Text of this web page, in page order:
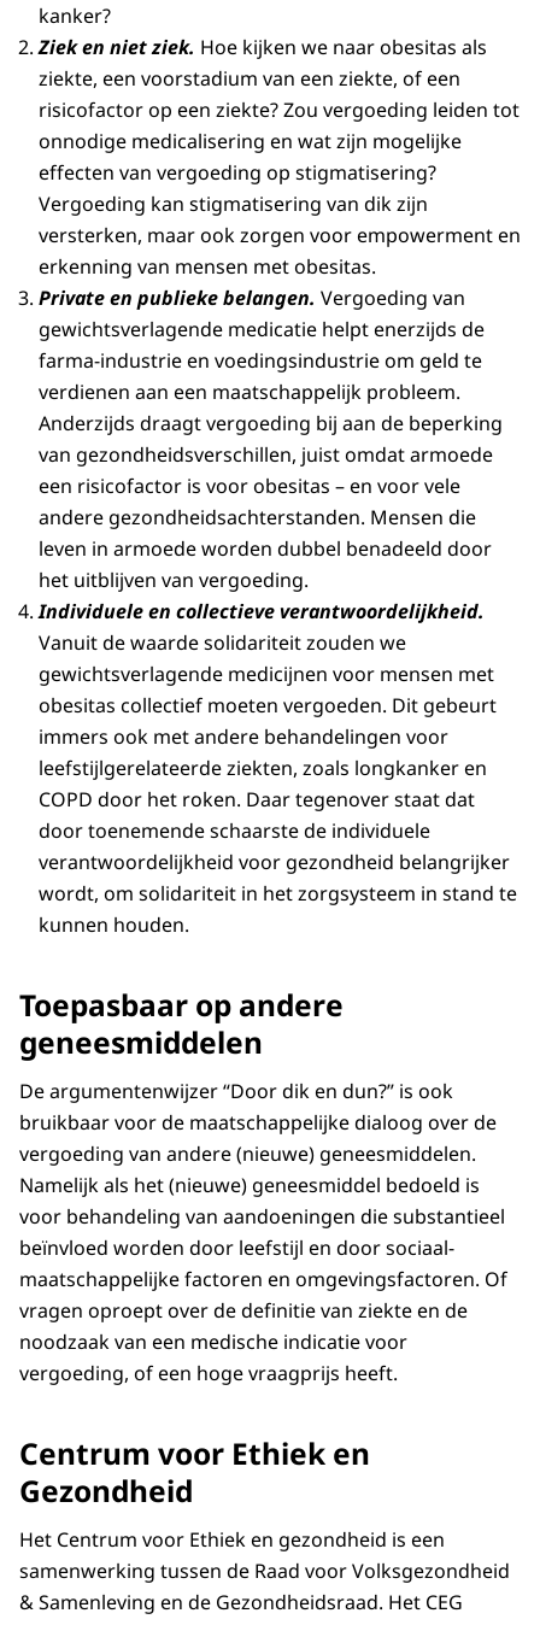
kanker?
Ziek en niet ziek. Hoe kijken we naar obesitas als
ziekte, een voorstadium van een ziekte, of een
risicofactor op een ziekte? Zou vergoeding leiden tot
onnodige medicalisering en wat zijn mogelijke
effecten van vergoeding op stigmatisering?
Vergoeding kan stigmatisering van dik zijn
versterken, maar ook zorgen voor empowerment en
erkenning van mensen met obesitas.
Private en publieke belangen. Vergoeding van
gewichtsverlagende medicatie helpt enerzijds de
farma-industrie en voedingsindustrie om geld te
verdienen aan een maatschappelijk probleem.
Anderzijds draagt vergoeding bij aan de beperking
van gezondheidsverschillen, juist omdat armoede
een risicofactor is voor obesitas – en voor vele
andere gezondheidsachterstanden. Mensen die
leven in armoede worden dubbel benadeeld door
het uitblijven van vergoeding.
Individuele en collectieve verantwoordelijkheid.
Vanuit de waarde solidariteit zouden we
gewichtsverlagende medicijnen voor mensen met
obesitas collectief moeten vergoeden. Dit gebeurt
immers ook met andere behandelingen voor
leefstijlgerelateerde ziekten, zoals longkanker en
COPD door het roken. Daar tegenover staat dat
door toenemende schaarste de individuele
verantwoordelijkheid voor gezondheid belangrijker
wordt, om solidariteit in het zorgsysteem in stand te
kunnen houden.
Toepasbaar op andere
geneesmiddelen
De argumentenwijzer “Door dik en dun?” is ook
bruikbaar voor de maatschappelijke dialoog over de
vergoeding van andere (nieuwe) geneesmiddelen.
Namelijk als het (nieuwe) geneesmiddel bedoeld is
voor behandeling van aandoeningen die substantieel
beïnvloed worden door leefstijl en door sociaal-
maatschappelijke factoren en omgevingsfactoren. Of
vragen oproept over de definitie van ziekte en de
noodzaak van een medische indicatie voor
vergoeding, of een hoge vraagprijs heeft.
Centrum voor Ethiek en
Gezondheid
Het Centrum voor Ethiek en gezondheid is een
samenwerking tussen de Raad voor Volksgezondheid
& Samenleving en de Gezondheidsraad. Het CEG